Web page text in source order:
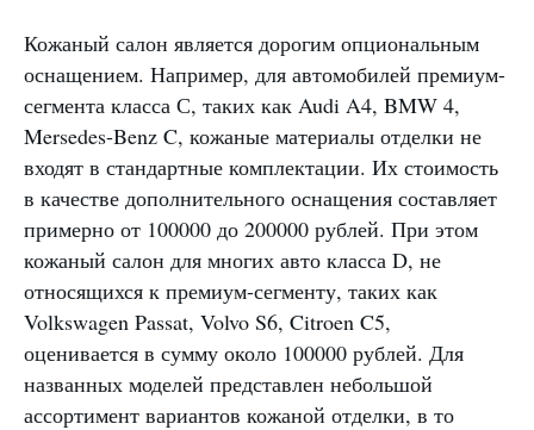
Кожаный салон является дорогим опциональным
оснащением. Например, для автомобилей премиум-
сегмента класса С, таких как Audi A4, BMW 4,
Mersedes-Benz C, кожаные материалы отделки не
входят в стандартные комплектации. Их стоимость
в качестве дополнительного оснащения составляет
примерно от 100000 до 200000 рублей. При этом
кожаный салон для многих авто класса D, не
относящихся к премиум-сегменту, таких как
Volkswagen Passat, Volvo S6, Citroen C5,
оценивается в сумму около 100000 рублей. Для
названных моделей представлен небольшой
ассортимент вариантов кожаной отделки, в то